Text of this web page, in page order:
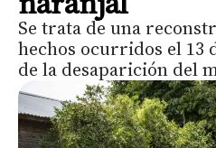
Se trata de una
hechos ocurridos el 13
de la desaparición del